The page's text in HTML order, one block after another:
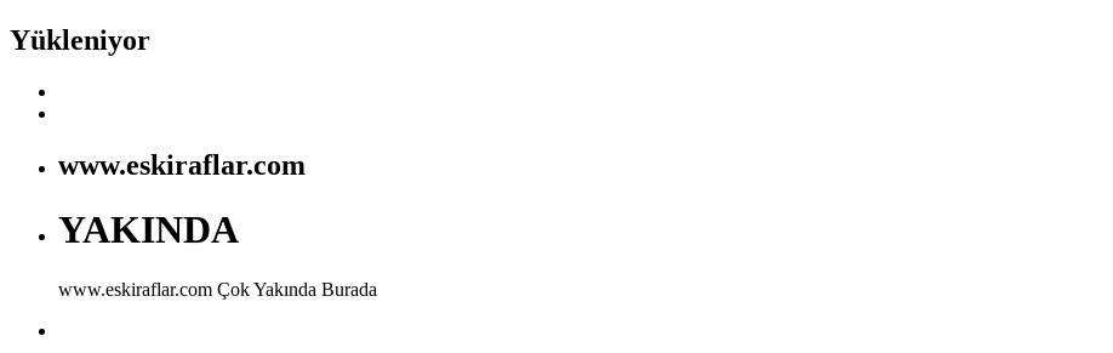
Yükleniyor
www.eskiraflar.com
YAKINDA
www.eskiraflar.com Çok Yakında Burada